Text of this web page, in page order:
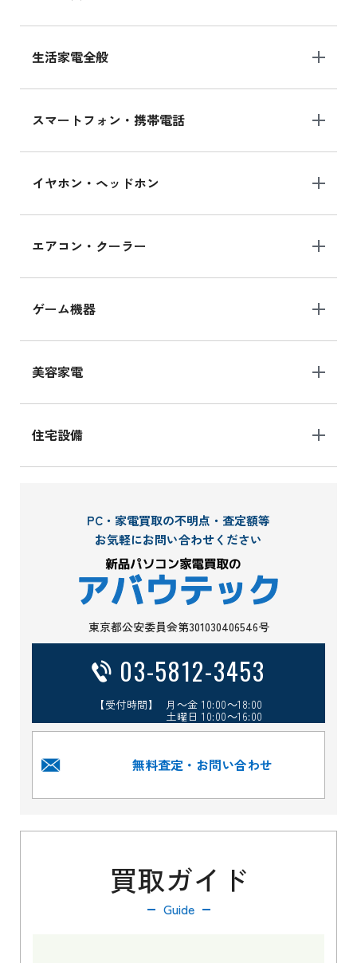
生活家電全般
スマートフォン・携帯電話
イヤホン・ヘッドホン
エアコン・クーラー
ゲーム機器
美容家電
住宅設備
PC・家電買取の不明点・査定額等
お気軽にお問い合わせください
東京都公安委員会第301030406546号
03-5812-3453
【受付時間】 月～金 10:00～18:00
土曜日 10:00～16:00
無料査定・お問い合わせ
買取ガイド
Guide